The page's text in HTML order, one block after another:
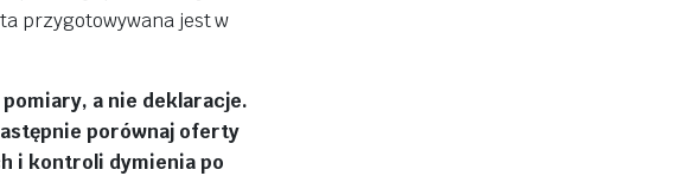
przygotowywana jest w
a nie deklaracje.
porównaj oferty
i kontroli dymienia po